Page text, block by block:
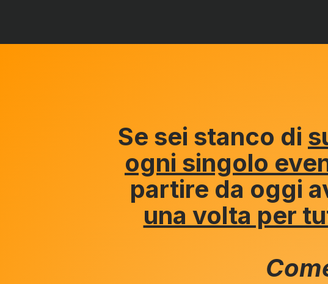
Se sei stanco di
ogni singolo
partire da oggi
una volta per